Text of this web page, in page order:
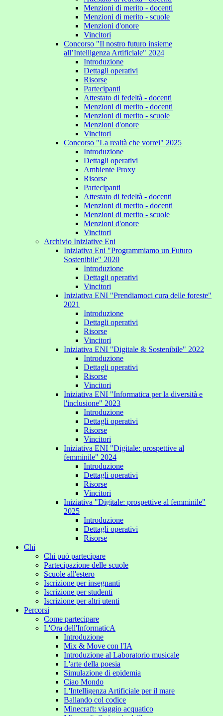
Menzioni di merito - docenti
Menzioni di merito - scuole
Menzioni d'onore
Vincitori
Concorso "Il nostro futuro insieme
all’Intelligenza Artificiale" 2024
Introduzione
Dettagli operativi
Risorse
Partecipanti
Attestato di fedeltà - docenti
Menzioni di merito - docenti
Menzioni di merito - scuole
Menzioni d'onore
Vincitori
Concorso "La realtà che vorrei" 2025
Introduzione
Dettagli operativi
Ambiente Proxy
Risorse
Partecipanti
Attestato di fedeltà - docenti
Menzioni di merito - docenti
Menzioni di merito - scuole
Menzioni d'onore
Vincitori
Archivio Iniziative Eni
Iniziativa Eni "Programmiamo un Futuro
Sostenibile" 2020
Introduzione
Dettagli operativi
Vincitori
Iniziativa ENI "Prendiamoci cura delle foreste"
2021
Introduzione
Dettagli operativi
Risorse
Vincitori
Iniziativa ENI "Digitale & Sostenibile" 2022
Introduzione
Dettagli operativi
Risorse
Vincitori
Iniziativa ENI "Informatica per la diversità e
l'inclusione" 2023
Introduzione
Dettagli operativi
Risorse
Vincitori
Iniziativa ENI "Digitale: prospettive al
femminile" 2024
Introduzione
Dettagli operativi
Risorse
Vincitori
Iniziativa "Digitale: prospettive al femminile"
2025
Introduzione
Dettagli operativi
Risorse
Chi
Chi può partecipare
Partecipazione delle scuole
Scuole all'estero
Iscrizione per insegnanti
Iscrizione per studenti
Iscrizione per altri utenti
Percorsi
Come partecipare
L'Ora dell'InformaticA
Introduzione
Mix & Move con l'IA
Introduzione al Laboratorio musicale
L'arte della poesia
Simulazione di epidemia
Ciao Mondo
L'Intelligenza Artificiale per il mare
Ballando col codice
Minecraft: viaggio acquatico